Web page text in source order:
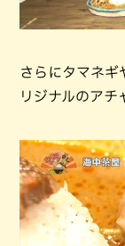
さらにタマネギ
リジナルのアチ